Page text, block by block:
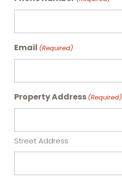
Email (Required)
Property Address (Required)
Street Address